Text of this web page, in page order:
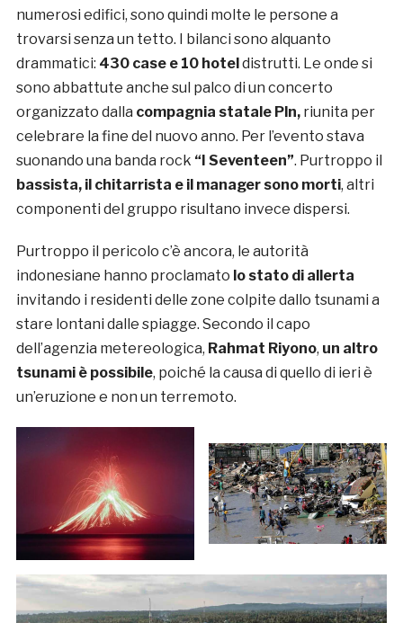
numerosi edifici, sono quindi molte le persone a
trovarsi senza un tetto. I bilanci sono alquanto
drammatici: 430 case e 10 hoteldistrutti. Le onde si
sono abbattute anche sul palco di un concerto
organizzato dalla compagnia statale Pln,riunita per
celebrare la fine del nuovo anno. Per l’evento stava
suonando una banda rock “I Seventeen”. Purtroppo il
bassista, il chitarrista e il manager sono morti, altri
componenti del gruppo risultano invece dispersi.
Purtroppo il pericolo c’è ancora, le autorità
indonesiane hanno proclamato lo stato di allerta
invitando i residenti delle zone colpite dallo tsunami a
stare lontani dalle spiagge. Secondo il capo
dell’agenzia metereologica, Rahmat Riyono, un altro
tsunami è possibile, poiché la causa di quello di ieri è
un’eruzione e non un terremoto.